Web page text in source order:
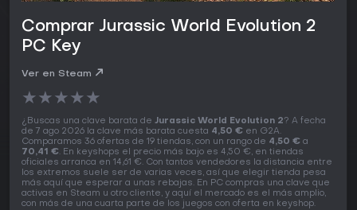
Comprar Jurassic World Evolution 2
PC Key
Ver en Steam
★★★★★
¿Buscas una clave barata de Jurassic World Evolution 2? A fecha
de 7 ago 2026 la clave más barata cuesta 4,50 € en G2A.
Comparamos 36 ofertas de 19 tiendas, con un rango de 4,50 € a
70,41 €. En keyshops el precio más bajo es 4,50 €, en tiendas
oficiales arranca en 14,61 €. Con tantos vendedores la distancia entre
los extremos suele ser de varias veces, así que elegir tienda pesa
más aquí que esperar a unas rebajas. En PC compras una clave que
activas en Steam u otro cliente, y aquí el mercado es el más amplio,
con más de una cuarta parte de los juegos con oferta en keyshop.